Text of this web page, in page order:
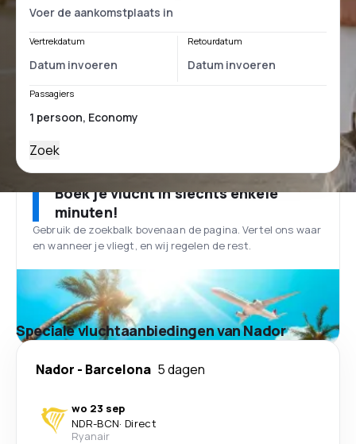
Vertrekdatum Retourdatum
Passagiers
Zoek
Boek je vlucht in slechts enkele
minuten!
Gebruik de zoekbalk bovenaan de pagina. Vertel ons waar
en wanneer je vliegt, en wij regelen de rest.
Speciale vluchtaanbiedingen van Nador
Nador - Barcelona 5 dagen
wo 23 sep
NDR-BCN· Direct
Ryanair